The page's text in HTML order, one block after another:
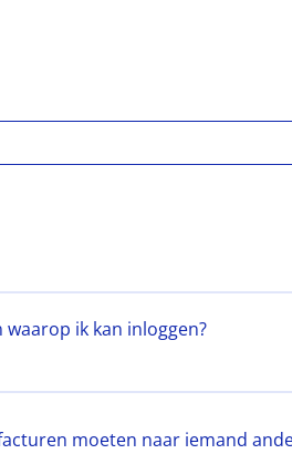
ik kan inloggen?
moeten naar iemand